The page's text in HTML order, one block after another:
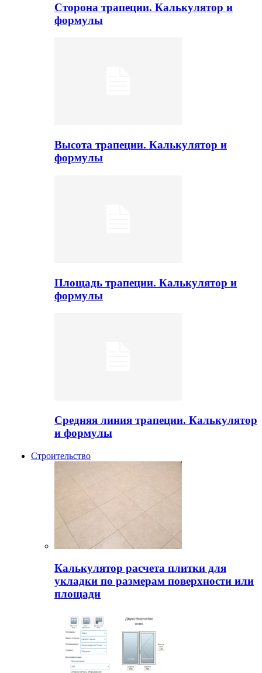
Сторона трапеции. Калькулятор и
формулы
Высота трапеции. Калькулятор и
формулы
Площадь трапеции. Калькулятор и
формулы
Средняя линия трапеции. Калькулятор
и формулы
Строительство
Калькулятор расчета плитки для
укладки по размерам поверхности или
площади